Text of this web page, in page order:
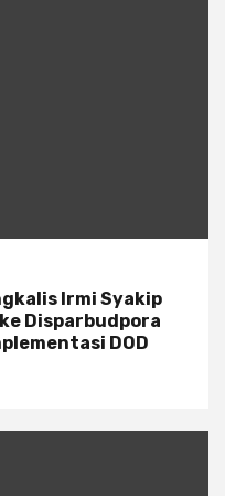
Irmi Syakip
Disparbudpora
DOD